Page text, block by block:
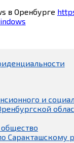
в Оренбурге
и
общество
Саракташскому